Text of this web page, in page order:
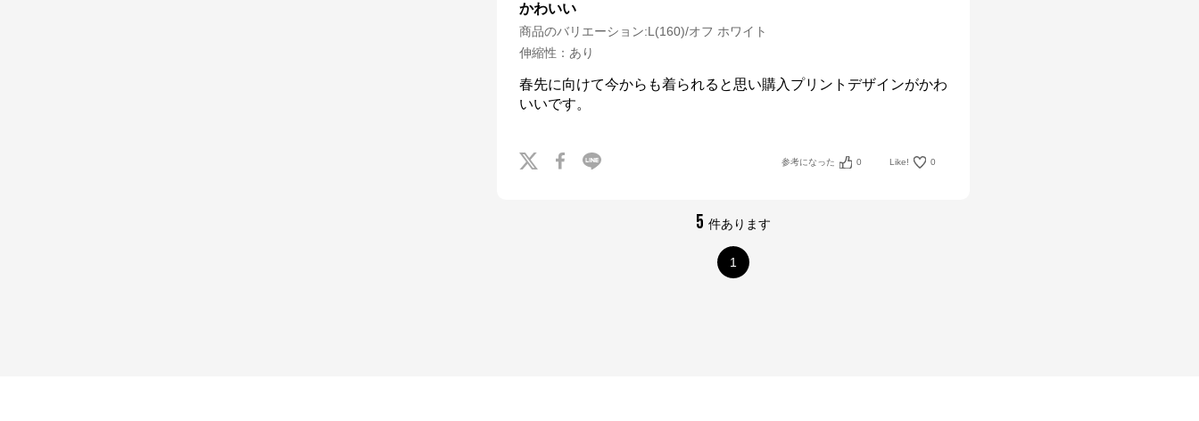
かわいい
商品のバリエーション:L(160)/オフ ホワイト
伸縮性 ： あり
春先に向けて今からも着られると思い購入プリントデザインがかわ
いいです。
参考になった 0 Like! 0
5 件あります
1